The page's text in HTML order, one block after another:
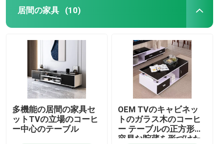
居間の家具 (10)
多機能の居間の家具セ
ットTVの立場のコーヒ
ー中心のテーブル
OEM TVのキャビネッ
トのガラス木のコーヒ
ー テーブルの正方形は
容易な貯蔵を形づけた